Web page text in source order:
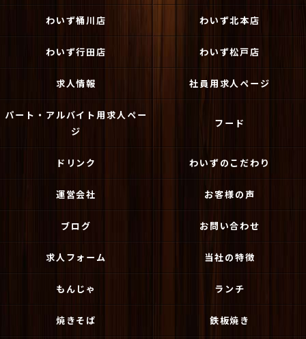
わいず桶川店 わいず北本店
わいず行田店 わいず松戸店
求人情報 社員用求人ページ
パート・アルバイト用求人ペー
ジ
フード
ドリンク わいずのこだわり
運営会社 お客様の声
ブログ お問い合わせ
求人フォーム 当社の特徴
もんじゃ ランチ
焼きそば 鉄板焼き